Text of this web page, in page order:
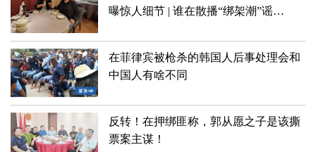
曝惊人细节 | 谁在散播“绑架潮”谣
在菲律宾被枪杀的韩国人后事处理会和
中国人有啥不同
反转！在押绑匪称，郭从愿之子是该撕
票案主谋！